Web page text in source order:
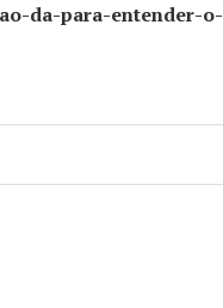
da-para-entender-o-